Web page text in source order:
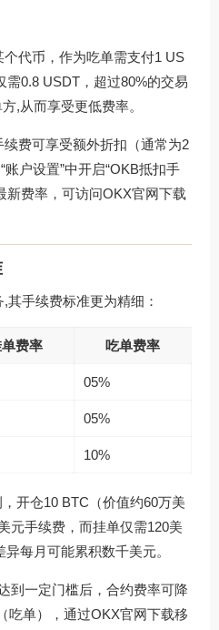
代币，作为吃单需支付1 US
需0.8 USDT，超过80%的交易
,从而享受更低费率。
续费可享受额外折扣（通常为2
户设置”中开启“OKB抵扣手
新费率，可访问OKX官网下载
手续费标准更为精细：
费率 吃单费率
05%
05%
10%
开仓10 BTC（价值约60万美
元手续费，而挂单仅需120美
每月可能累积数千美元。
到一定门槛后，合约费率可降
吃单），通过OKX官网下载移